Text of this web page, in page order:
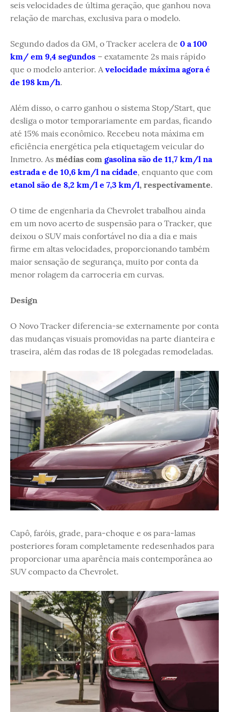
seis velocidades de última geração, que ganhou nova
relação de marchas, exclusiva para o modelo.
Segundo dados da GM, o Tracker acelera de 0 a 100
km/ em 9,4 segundos – exatamente 2s mais rápido
que o modelo anterior. A velocidade máxima agora é
de 198 km/h.
Além disso, o carro ganhou o sistema Stop/Start, que
desliga o motor temporariamente em pardas, ficando
até 15% mais econômico. Recebeu nota máxima em
eficiência energética pela etiquetagem veicular do
Inmetro. As médias com gasolina são de 11,7 km/l na
estrada e de 10,6 km/l na cidade, enquanto que com
etanol são de 8,2 km/l e 7,3 km/l, respectivamente.
O time de engenharia da Chevrolet trabalhou ainda
em um novo acerto de suspensão para o Tracker, que
deixou o SUV mais confortável no dia a dia e mais
firme em altas velocidades, proporcionando também
maior sensação de segurança, muito por conta da
menor rolagem da carroceria em curvas.
Design
O Novo Tracker diferencia-se externamente por conta
das mudanças visuais promovidas na parte dianteira e
traseira, além das rodas de 18 polegadas remodeladas.
Capô, faróis, grade, para-choque e os para-lamas
posteriores foram completamente redesenhados para
proporcionar uma aparência mais contemporânea ao
SUV compacto da Chevrolet.